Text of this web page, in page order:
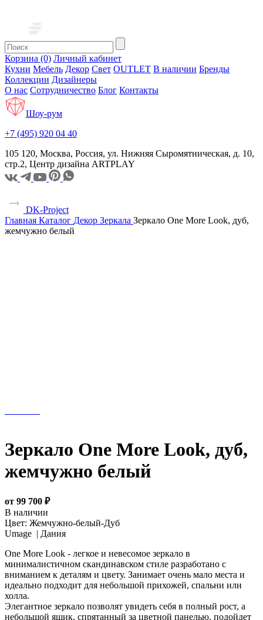
Корзина (0) Личный кабинет
Кухни Мебель Декор Свет OUTLET В наличии Бренды
Коллекции Дизайнеры
О нас Сотрудничество Блог Контакты
Шоу-рум
+7 (495) 920 04 40
105 120, Москва, Россия, ул. Нижняя Сыромятническая, д. 10,
стр.2, Центр дизайна ARTPLAY
DK-Project
Главная Каталог Декор Зеркала Зеркало One More Look, дуб,
жемчужно белый
Зеркало One More Look, дуб,
жемчужно белый
от 99 700 ₽
В наличии
Цвет: Жемчужно-белый-Дуб
Umage | Дания
One More Look - легкое и невесомое зеркало в
минималистичном скандинавском стиле разработано с
вниманием к деталям и цвету. Занимает очень мало места и
идеально подходит для небольшой прихожей, спальни или
холла.
Элегантное зеркало позволят увидеть себя в полный рост, а
небольшой ящик, спрятанный за цветной панелью, подойдет